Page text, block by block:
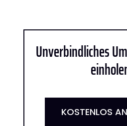
Unverbindliches
KOSTENLOS